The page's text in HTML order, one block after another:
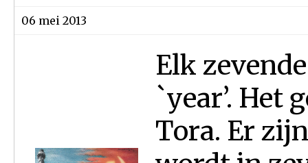
06 mei 2013
Elk
`year’. Het
Tora. Er